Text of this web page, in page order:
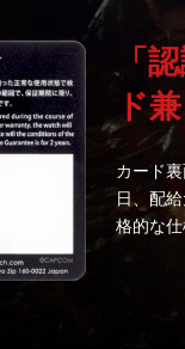
「
ド
カード
日、配
格的な